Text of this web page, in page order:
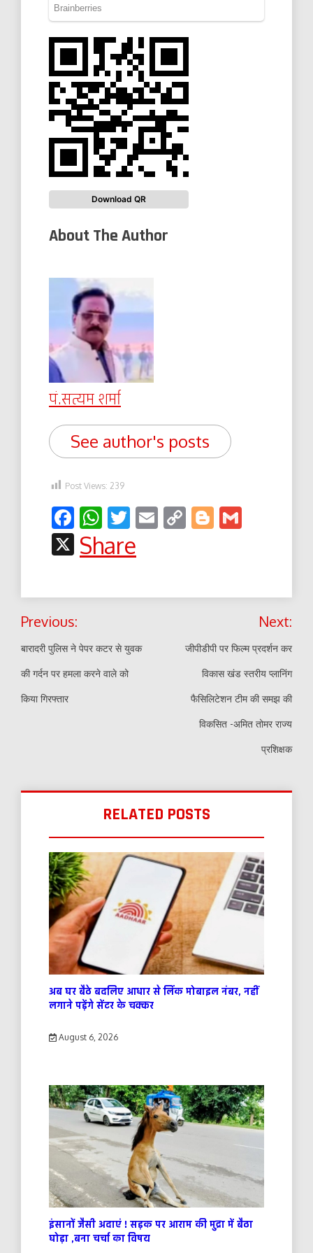
Download QR
About The Author
पं.सत्यम शर्मा
See author's posts
Post Views: 239
Facebook
WhatsApp
Twitter
EmailCopyBlogger
X
Share
Post
navigation
Previous:
बारादरी पुलिस ने पेपर कटर से युवक
की गर्दन पर हमला करने वाले को
किया गिरफ्तार
Next:
जीपीडीपी पर फिल्म प्रदर्शन कर
विकास खंड स्तरीय प्लानिंग
फैसिलिटेशन टीम की समझ की
विकसित -अमित तोमर राज्य
प्रशिक्षक
RELATED POSTS
अब घर बैठे बदलिए आधार से लिंक मोबाइल नंबर, नहीं
लगाने पड़ेंगे सेंटर के चक्कर
August 6, 2026
इंसानों जैसी अदाएं ! सड़क पर आराम की मुद्रा में बैठा
घोड़ा ,बना चर्चा का विषय